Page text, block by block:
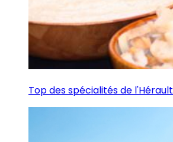
Top des spécialités de l'Hérault